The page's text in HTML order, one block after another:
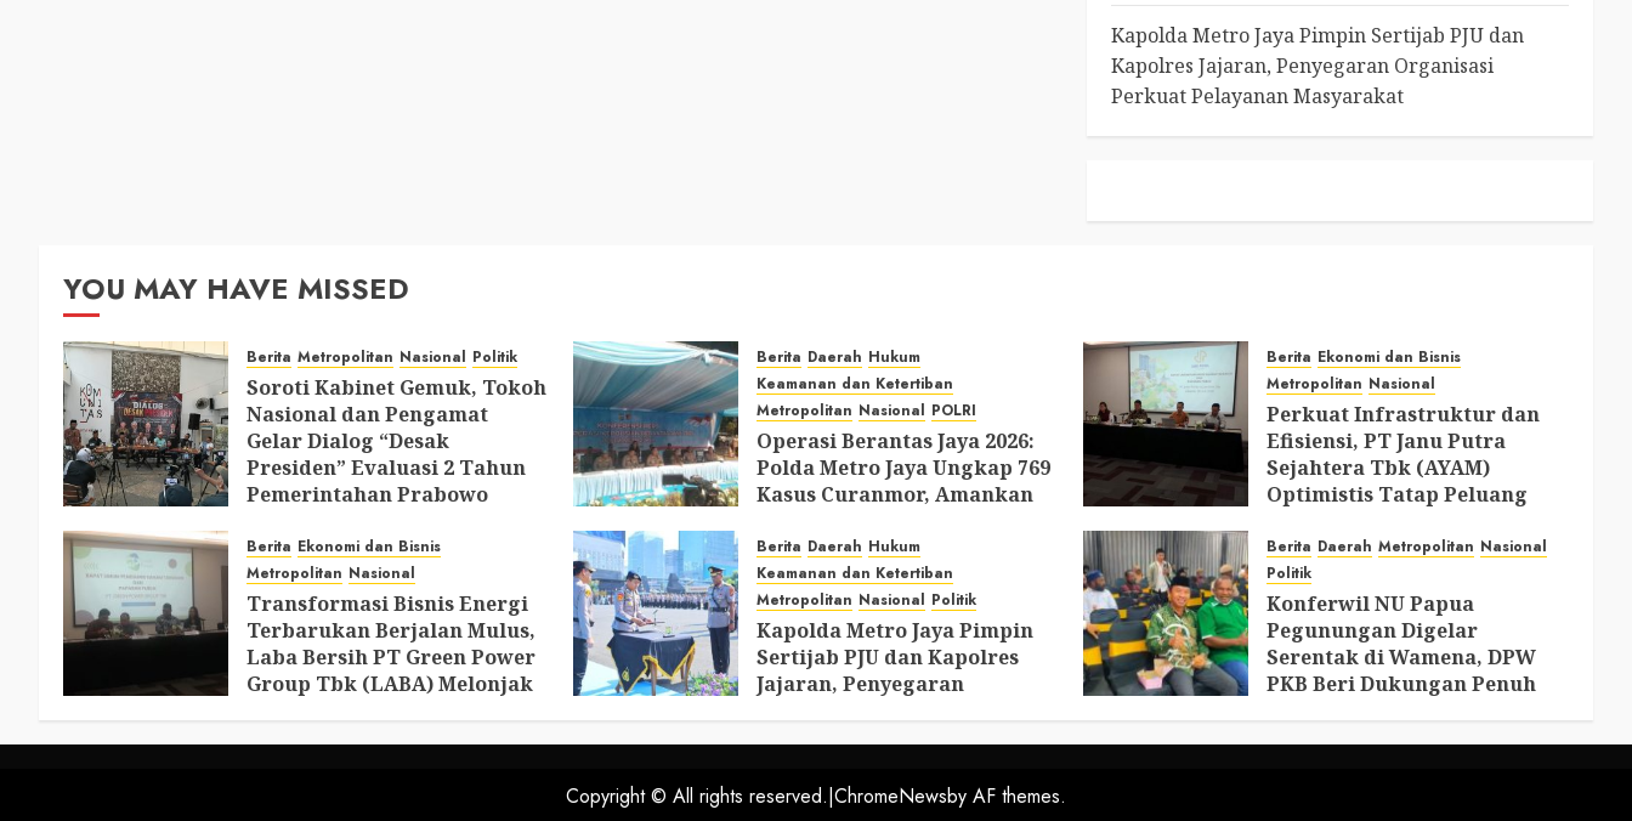
Kapolda Metro Jaya Pimpin Sertijab PJU dan
Kapolres Jajaran, Penyegaran Organisasi
Perkuat Pelayanan Masyarakat
YOU MAY HAVE MISSED
Berita Metropolitan Nasional Politik
Soroti Kabinet Gemuk, Tokoh
Nasional dan Pengamat
Gelar Dialog “Desak
Presiden” Evaluasi 2 Tahun
Pemerintahan Prabowo
Berita Daerah Hukum
Keamanan dan Ketertiban
Metropolitan Nasional POLRI
Operasi Berantas Jaya 2026:
Polda Metro Jaya Ungkap 769
Kasus Curanmor, Amankan
Senjata Api
JULY 31, 2026 0
Berita Ekonomi dan Bisnis
Metropolitan Nasional
Perkuat Infrastruktur dan
Efisiensi, PT Janu Putra
Sejahtera Tbk (AYAM)
Optimistis Tatap Peluang
JULY 30, 2026 0
Berita Ekonomi dan Bisnis
Metropolitan Nasional
Transformasi Bisnis Energi
Terbarukan Berjalan Mulus,
Laba Bersih PT Green Power
Group Tbk (LABA) Melonjak
JULY 30, 2026 0
Berita Daerah Hukum
Keamanan dan Ketertiban
Metropolitan Nasional Politik
Kapolda Metro Jaya Pimpin
Sertijab PJU dan Kapolres
Jajaran, Penyegaran
Berita Daerah Metropolitan Nasional
Politik
Konferwil NU Papua
Pegunungan Digelar
Serentak di Wamena, DPW
PKB Beri Dukungan Penuh
Copyright © All rights reserved.|ChromeNewsby AF themes.